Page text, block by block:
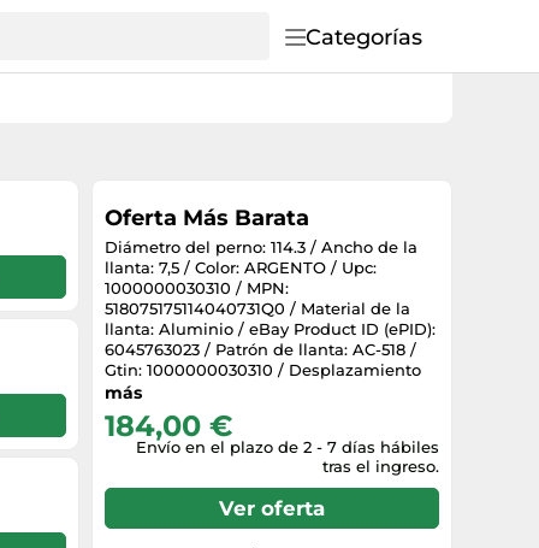
Categorías
Oferta Más Barata
Diámetro del perno: 114.3 / Ancho de la
llanta: 7,5 / Color: ARGENTO / Upc:
1000000030310 / MPN:
518075175114040731Q0 / Material de la
llanta: Aluminio / eBay Product ID (ePID):
6045763023 / Patrón de llanta: AC-518 /
Gtin: 1000000030310 / Desplazamiento
de la llanta (ET): 40 / Color de llanta:
Cantidad: 1 / Marca: Avus / Brand Car:
RENAULT / Número de pernos: 5 /
más
184,00 €
Envío en el plazo de 2 - 7 días hábiles
tras el ingreso.
Ver oferta